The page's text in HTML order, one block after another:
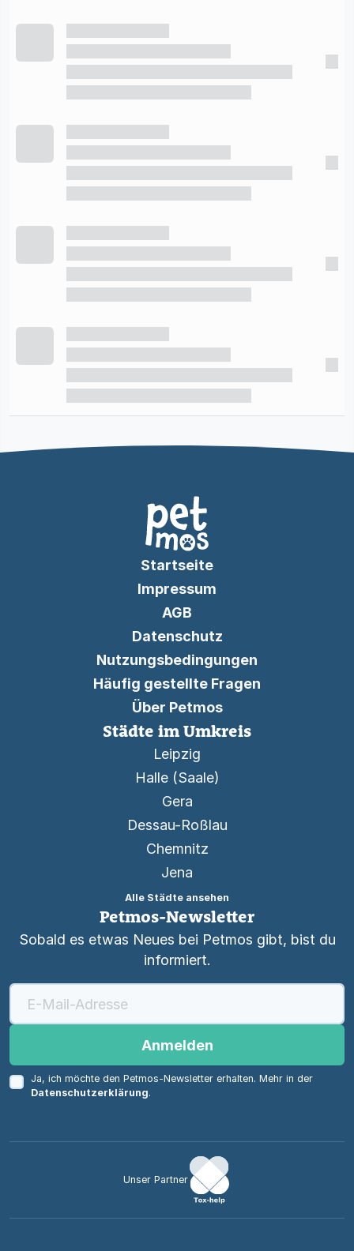
Startseite
Impressum
AGB
Datenschutz
Nutzungsbedingungen
Häufig gestellte Fragen
Über Petmos
Städte im Umkreis
Leipzig
Halle (Saale)
Gera
Dessau-Roßlau
Chemnitz
Jena
Alle Städte ansehen
Petmos-Newsletter
Sobald es etwas Neues bei Petmos gibt, bist du
informiert.
Anmelden
Ja, ich möchte den Petmos-Newsletter erhalten. Mehr in der
Datenschutzerklärung.
Unser Partner